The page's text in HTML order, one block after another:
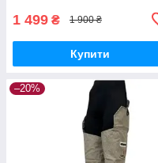
1 499 ₴ 1 900 ₴
Купити
–20%